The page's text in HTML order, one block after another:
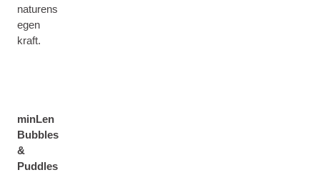
naturens
egen
kraft.
minLen
Bubbles
&
Puddles